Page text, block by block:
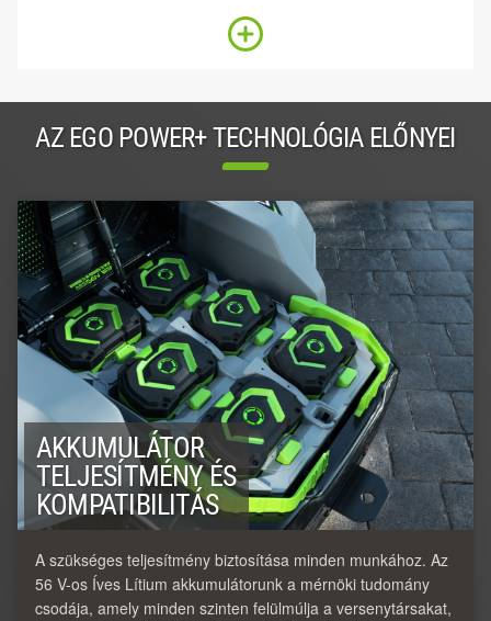
AZ EGO POWER+ TECHNOLÓGIA ELŐNYEI
AKKUMULÁTOR
TELJESÍTMÉNY ÉS
KOMPATIBILITÁS
A szükséges teljesítmény biztosítása minden munkához. Az
56 V-os Íves Lítium akkumulátorunk a mérnöki tudomány
csodája, amely minden szinten felülmúlja a versenytársakat,